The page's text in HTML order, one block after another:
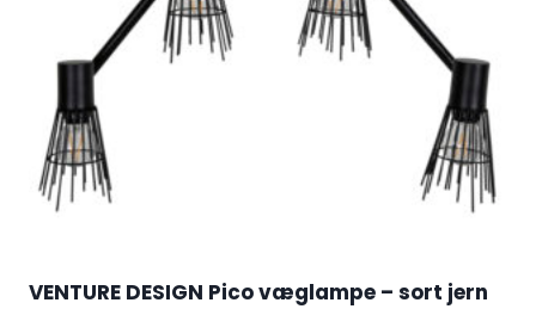
VENTURE DESIGN Pico væglampe – sort jern